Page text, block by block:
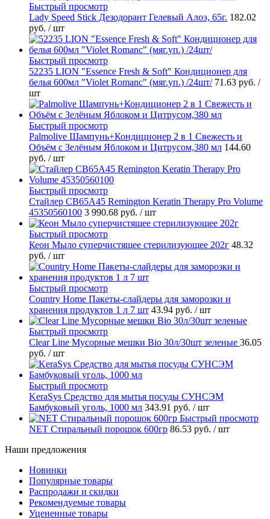
Быстрый просмотр
Lady Speed Stick Дезодорант Гелевый Алоэ, 65г. 182.02
руб. / шт
Быстрый просмотр
52235 LION "Essence Fresh & Soft" Кондиционер для
белья 600мл "Violet Romanc" (мяг.уп.) /24шт/ 71.63 руб. /
шт
Быстрый просмотр
Palmolive Шампунь+Кондиционер 2 в 1 Свежесть и
Объём с Зелёным Яблоком и Цитрусом,380 мл 144.60
руб. / шт
Быстрый просмотр
Стайлер CB65A45 Remington Keratin Therapy Pro Volume
45350560100 3 990.68 руб. / шт
Быстрый просмотр
Кеон Мыло суперчистящее стерилизующее 202г 48.32
руб. / шт
Быстрый просмотр
Country Home Пакеты-слайдеры для заморозки и
хранения продуктов 1 л 7 шт 43.94 руб. / шт
Быстрый просмотр
Clear Line Мусорные мешки Bio 30л/30шт зеленые 36.05
руб. / шт
Быстрый просмотр
KeraSys Средство для мытья посуды СУНСЭМ
Бамбуковый уголь, 1000 мл 343.91 руб. / шт
Быстрый просмотр
NET Стиральный порошок 600гр 86.53 руб. / шт
Наши предложения
Новинки
Популярные товары
Распродажи и скидки
Рекомендуемые товары
Уцененные товары